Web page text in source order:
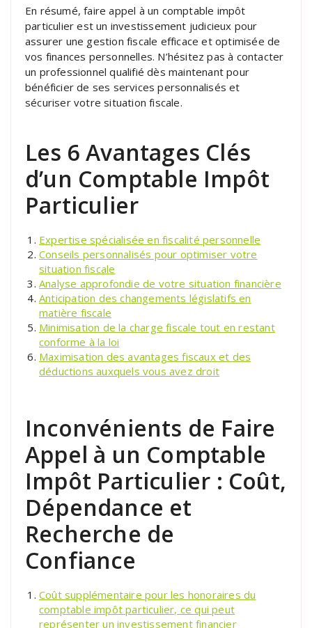
En résumé, faire appel à un comptable impôt
particulier est un investissement judicieux pour
assurer une gestion fiscale efficace et optimisée de
vos finances personnelles. N’hésitez pas à contacter
un professionnel qualifié dès maintenant pour
bénéficier de ses services personnalisés et
sécuriser votre situation fiscale.
Les 6 Avantages Clés
d’un Comptable Impôt
Particulier
Expertise spécialisée en fiscalité personnelle
Conseils personnalisés pour optimiser votre
situation fiscale
Analyse approfondie de votre situation financière
Anticipation des changements législatifs en
matière fiscale
Minimisation de la charge fiscale tout en restant
conforme à la loi
Maximisation des avantages fiscaux et des
déductions auxquels vous avez droit
Inconvénients de Faire
Appel à un Comptable
Impôt Particulier : Coût,
Dépendance et
Recherche de
Confiance
Coût supplémentaire pour les honoraires du
comptable impôt particulier, ce qui peut
représenter un investissement financier